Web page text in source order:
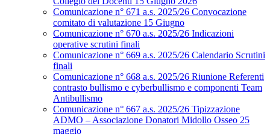
Comunicazione n° 671 a.s. 2025/26 Convocazione
comitato di valutazione 15 Giugno
Comunicazione n° 670 a.s. 2025/26 Indicazioni
operative scrutini finali
Comunicazione n° 669 a.s. 2025/26 Calendario Scrutini
finali
Comunicazione n° 668 a.s. 2025/26 Riunione Referenti
contrasto bullismo e cyberbullismo e componenti Team
Antibullismo
Comunicazione n° 667 a.s. 2025/26 Tipizzazione
ADMO – Associazione Donatori Midollo Osseo 25
maggio